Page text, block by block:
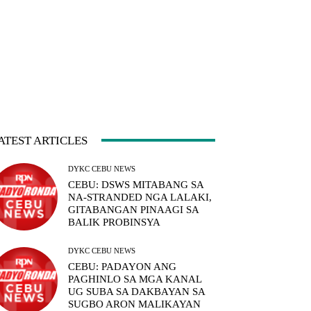
ARTICLES
DYKC CEBU NEWS
CEBU: DSWS MITABANG SA
NA-STRANDED NGA LALAKI,
GITABANGAN PINAAGI SA
BALIK PROBINSYA
DYKC CEBU NEWS
CEBU: PADAYON ANG
PAGHINLO SA MGA KANAL
UG SUBA SA DAKBAYAN SA
SUGBO ARON MALIKAYAN